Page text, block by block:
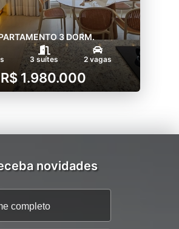
3 DORM.
3 suítes 2 vagas
R$ 1.980.000
novidades